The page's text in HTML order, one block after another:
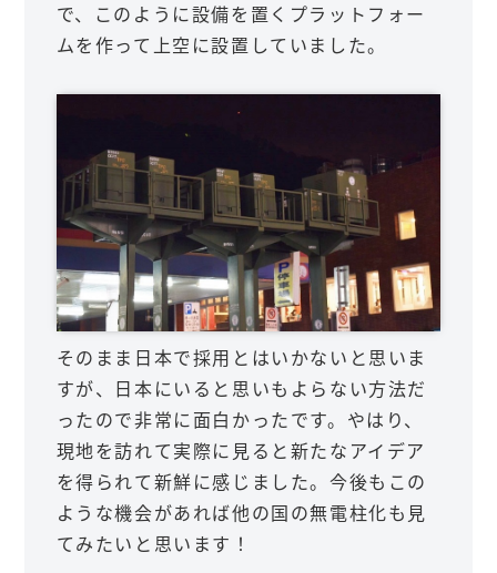
で、このように設備を置くプラットフォー
ムを作って上空に設置していました。
そのまま日本で採用とはいかないと思いま
すが、日本にいると思いもよらない方法だ
ったので非常に面白かったです。やはり、
現地を訪れて実際に見ると新たなアイデア
を得られて新鮮に感じました。今後もこの
ような機会があれば他の国の無電柱化も見
てみたいと思います！